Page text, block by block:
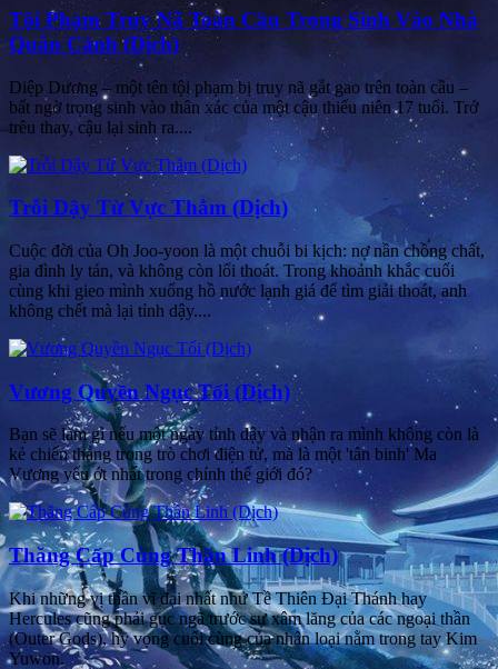
Tội Phạm Truy Nã Toàn Cầu Trọng Sinh Vào Nhà
Quân Cảnh (Dịch)
Diệp Dương – một tên tội phạm bị truy nã gắt gao trên toàn cầu –
bất ngờ trọng sinh vào thân xác của một cậu thiếu niên 17 tuổi. Trớ
trêu thay, cậu lại sinh ra....
Trỗi Dậy Từ Vực Thẳm (Dịch)
Cuộc đời của Oh Joo-yoon là một chuỗi bi kịch: nợ nần chồng chất,
gia đình ly tán, và không còn lối thoát. Trong khoảnh khắc cuối
cùng khi gieo mình xuống hồ nước lạnh giá để tìm giải thoát, anh
không chết mà lại tỉnh dậy....
Vương Quyền Ngục Tối (Dịch)
Bạn sẽ làm gì nếu một ngày tỉnh dậy và nhận ra mình không còn là
kẻ chiến thắng trong trò chơi điện tử, mà là một 'tân binh' Ma
Vương yếu ớt nhất trong chính thế giới đó?
Thăng Cấp Cùng Thần Linh (Dịch)
Khi những vị thần vĩ đại nhất như Tề Thiên Đại Thánh hay
Hercules cũng phải gục ngã trước sự xâm lăng của các ngoại thần
(Outer Gods), hy vọng cuối cùng của nhân loại nằm trong tay Kim
Yuwon.